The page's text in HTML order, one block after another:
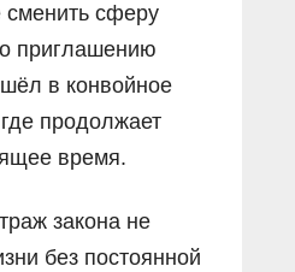
сферу
приглашению
в конвойное
продолжает
время.
закона не
без постоянной